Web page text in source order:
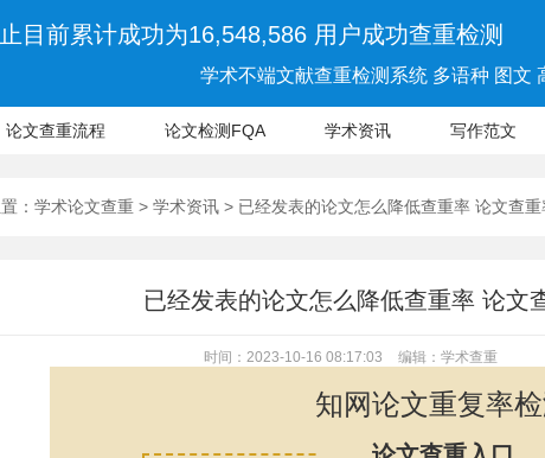
目前累计成功为16,548,586 用户成功查重检测
学术不端文献查重检测系统 多语种 图文
论文查重流程 论文检测FQA 学术资讯 写作范文
： 学术论文查重 > 学术资讯 > 已经发表的论文怎么降低查重率 论文查重
已经发表的论文怎么降低查重率 论文
时间：2023-10-16 08:17:03 编辑：学术查重
知网论文重复率检